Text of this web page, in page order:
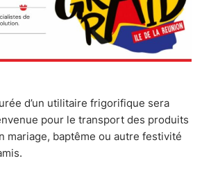
d’un utilitaire frigorifique sera
pour le transport des produits
mariage, baptême ou autre festivité